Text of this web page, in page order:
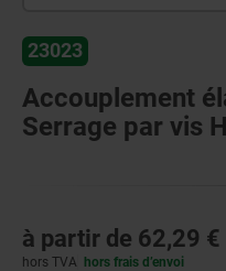
23023
Accouplement
Serrage par vis
à partir de 62,29 €
hors TVA hors frais d’envoi